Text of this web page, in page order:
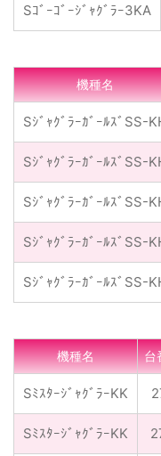
Sｺﾞｰｺﾞｰｼﾞｬｸﾞﾗｰ3KA
機種名
SｼﾞｬｸﾞﾗｰｶﾞｰﾙｽﾞSS-
SｼﾞｬｸﾞﾗｰｶﾞｰﾙｽﾞSS-
SｼﾞｬｸﾞﾗｰｶﾞｰﾙｽﾞSS-
SｼﾞｬｸﾞﾗｰｶﾞｰﾙｽﾞSS-
SｼﾞｬｸﾞﾗｰｶﾞｰﾙｽﾞSS-
機種名 台
SﾐｽﾀｰｼﾞｬｸﾞﾗｰKK
SﾐｽﾀｰｼﾞｬｸﾞﾗｰKK